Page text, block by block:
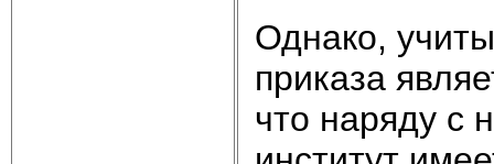
Однако,
приказа
что наряду с